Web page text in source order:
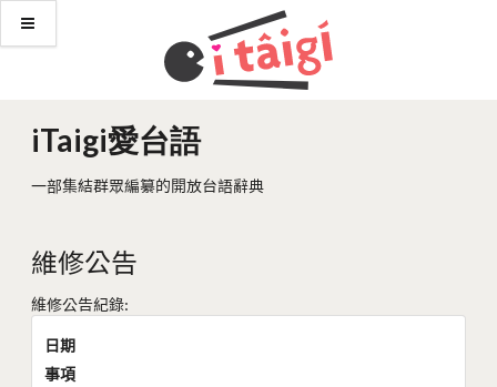
iTaigi愛台語
一部集結群眾編纂的開放台語辭典
維修公告
維修公告紀錄:
日期
事項